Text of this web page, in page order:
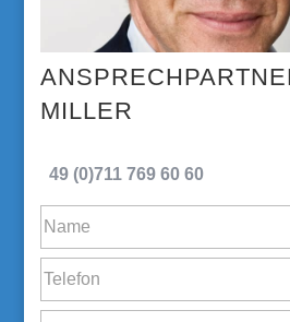
MILLER
49 (0)711 769 60 60